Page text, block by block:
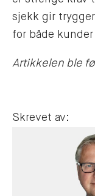
sjekk gir
for både
Artikkelen ble
Skrevet av: